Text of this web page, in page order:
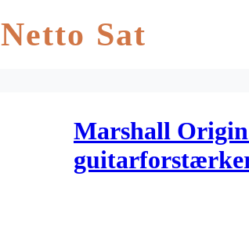
Netto Sat
Marshall